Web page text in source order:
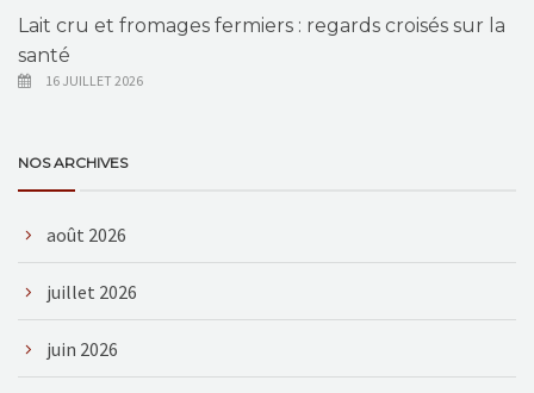
Lait cru et fromages fermiers : regards croisés sur la
santé
16 JUILLET 2026
NOS ARCHIVES
août 2026
juillet 2026
juin 2026